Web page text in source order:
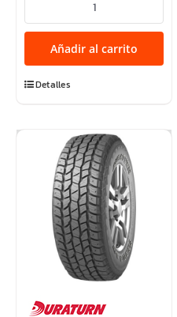
113/111R
TRAVIA
cantidad
Añadir al carrito
Detalles